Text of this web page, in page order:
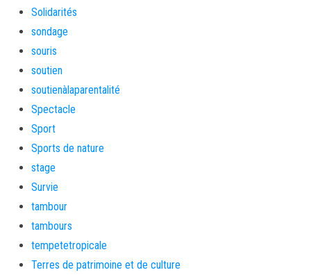
Solidarités
sondage
souris
soutien
soutienàlaparentalité
Spectacle
Sport
Sports de nature
stage
Survie
tambour
tambours
tempetetropicale
Terres de patrimoine et de culture